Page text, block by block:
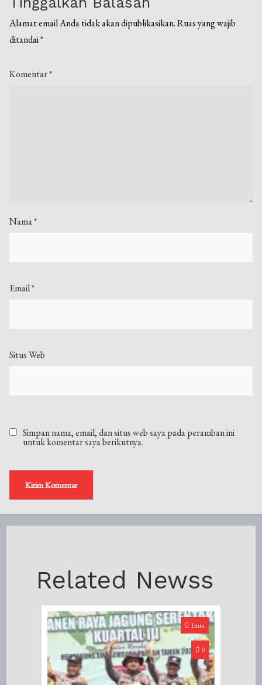
Alamat email Anda tidak akan dipublikasikan. Ruas yang wajib
ditandai*
Komentar*
Nama*
Email*
Situs Web
Simpan nama, email, dan situs web saya pada peramban ini
untuk komentar saya berikutnya.
Related Newss
1min
0